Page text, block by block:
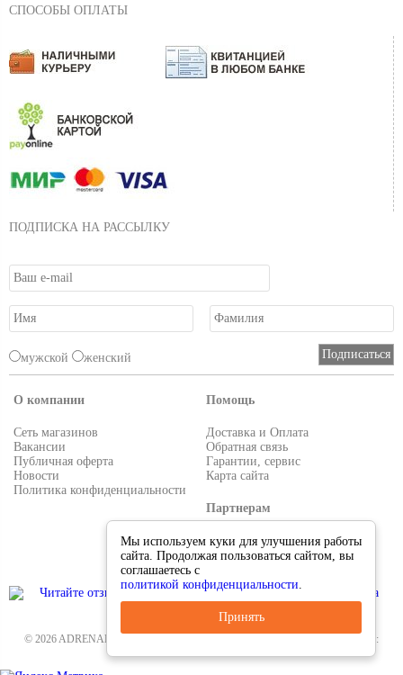
СПОСОБЫ ОПЛАТЫ
ПОДПИСКА НА РАССЫЛКУ
мужской женский
О компании
Сеть магазинов
Вакансии
Публичная оферта
Новости
Политика конфиденциальности
Помощь
Доставка и Оплата
Обратная связь
Гарантии, сервис
Карта сайта
Партнерам
Условия работы
Реквизиты
© 2026 ADRENALIN.RU-интернет магазин. Все для туризма и рыбалки. Тел.:
Мы используем куки для улучшения работы
сайта. Продолжая пользоваться сайтом, вы
соглашаетесь с
политикой конфиденциальности.
Принять